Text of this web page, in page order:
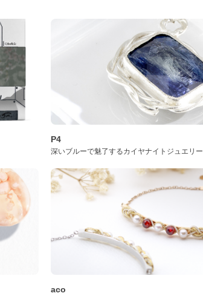
P4
深いブルーで魅了するカイヤナイトジュエリー
aco